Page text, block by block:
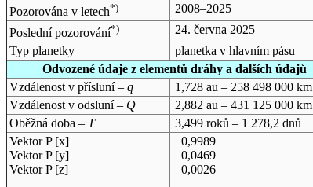
Pozorována v letech*)
2008–2025
Poslední pozorování*)
24. června 2025
Typ planetky
planetka v hlavním pásu
Odvozené údaje z elementů dráhy a dalších údajů
Vzdálenost v přísluní – q
1,728 au – 258 498 000 km
Vzdálenost v odsluní – Q
2,882 au – 431 125 000 km
Oběžná doba – T
3,499 roků – 1 278,2 dnů
Vektor P [x]
Vektor P [y]
Vektor P [z]
0,9989
0,0469
0,0026